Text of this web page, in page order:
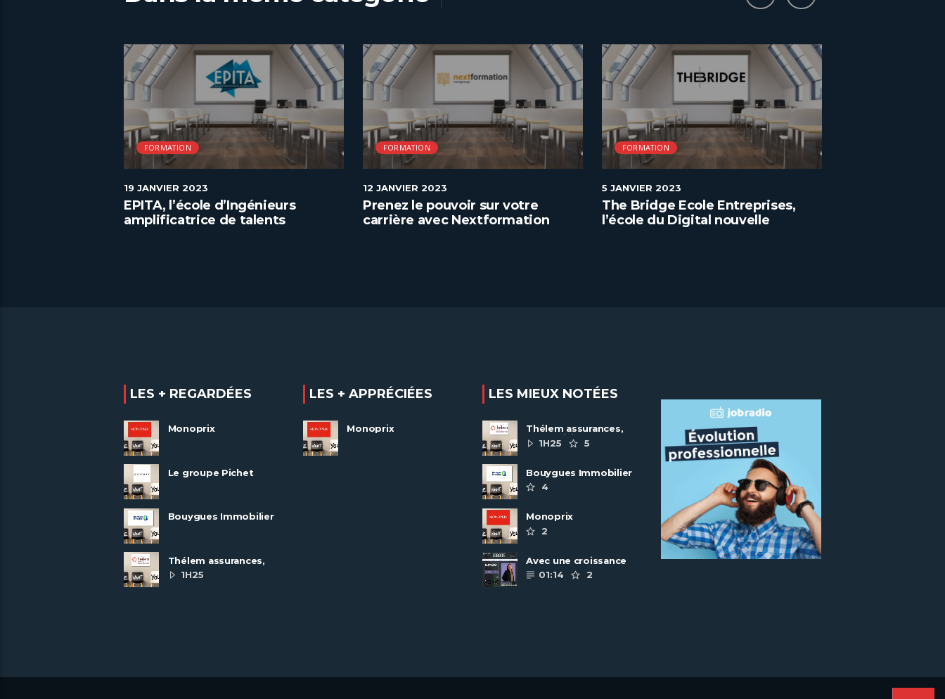
FORMATION
19 JANVIER 2023
EPITA, l’école d’Ingénieurs
amplificatrice de talents
FORMATION
12 JANVIER 2023
Prenez le pouvoir sur votre
carrière avec Nextformation
FORMATION
5 JANVIER 2023
The Bridge Ecole Entreprises,
l’école du Digital nouvelle
LES + REGARDÉES
Monoprix
Le groupe Pichet
Bouygues Immobilier
Thélem assurances,
une politique RH
ambitieuse
1H25
LES + APPRÉCIÉES
Monoprix
LES MIEUX NOTÉES
Thélem assurances,
une politique RH
ambitieuse
1H25 5
Bouygues Immobilier
recrute autour de 8
pôles métiers
4
Monoprix
2
Avec une croissance
toujours dynamique, le
groupe Scalian
01:14 2